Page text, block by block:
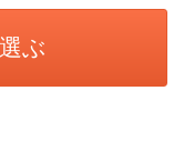
ぶ